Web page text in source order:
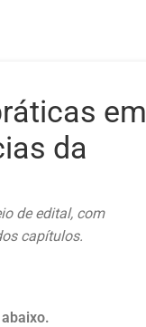
em
da
de edital, com
capítulos.